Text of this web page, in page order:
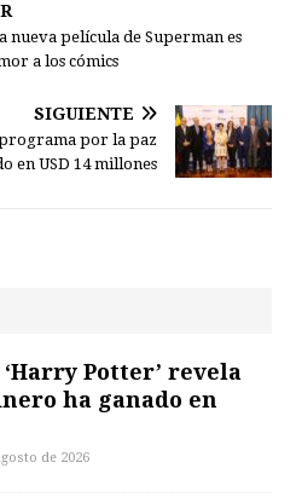
nueva película de Superman es
a los cómics
SIGUIENTE
por la paz
en USD 14 millones
Potter’ revela
ha ganado en
de 2026